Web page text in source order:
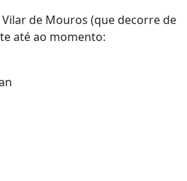
de Mouros (que decorre de
até ao momento: